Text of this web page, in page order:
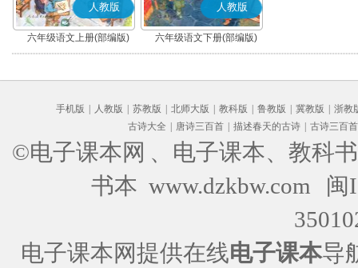
人教版
六年级语文上册(部编版)
人教版
六年级语文下册(部编版)
手机版 人教版 苏教版 北师大版 教科版 鲁教版 冀教版
浙教
古诗大全
唐诗三百首 描述春天的古诗 古诗三百首
©电子课本网 、电子课本、教科
书本 www.dzkbw.com
闽
电子课本网提供在线电子课本导